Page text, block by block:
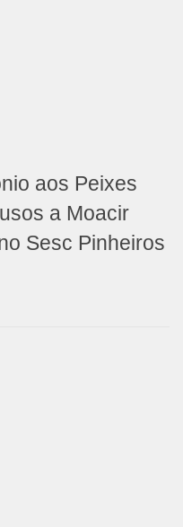
aos Peixes
a Moacir
Sesc Pinheiros